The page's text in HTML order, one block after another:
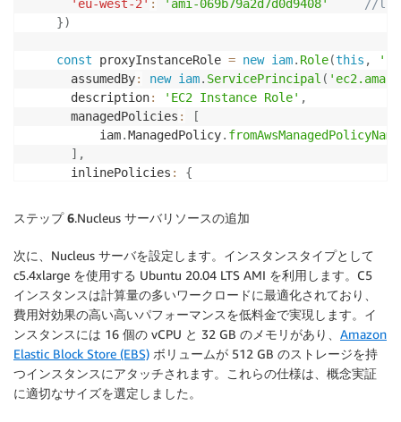
'eu-west-2' : 'ami-069b79a2d7d0d9408'
//
})
const proxyInstanceRole = new iam. Role(this ,
      assumedBy
: new iam. ServicePrincipal (
      description
: 'EC2 Instance Role' ,
      managedPolicies
:
[
          iam
.ManagedPolicy. fromAwsManagedPolicyName
] ,
      inlinePolicies
:
{
}
const cfnInstanceProfile new iam.
      roles
: [proxyInstanceRole roleName] ,
} ) ;
// using CfnInstance because it exposes
const cfnInstance = new ec2. CfnInstance (this,
      blockDeviceMappings
: [{
          deviceName
: '/dev/xvda'
ステップ 6.Nucleus サーバリソースの追加
次に、Nucleus サーバを設定します。インスタンスタイプとして
c5.4xlarge を使用する Ubuntu 20.04 LTS AMI を利用します。C5
インスタンスは計算量の多いワークロードに最適化されており、
費用対効果の高い高いパフォーマンスを低料金で実現します。イ
ンスタンスには 16 個の vCPU と 32 GB のメモリがあり、 Amazon
Elastic Block Store (EBS) ボリュームが 512 GB のストレージを持
つインスタンスにアタッチされます。これらの仕様は、概念実証
に適切なサイズを選定しました。